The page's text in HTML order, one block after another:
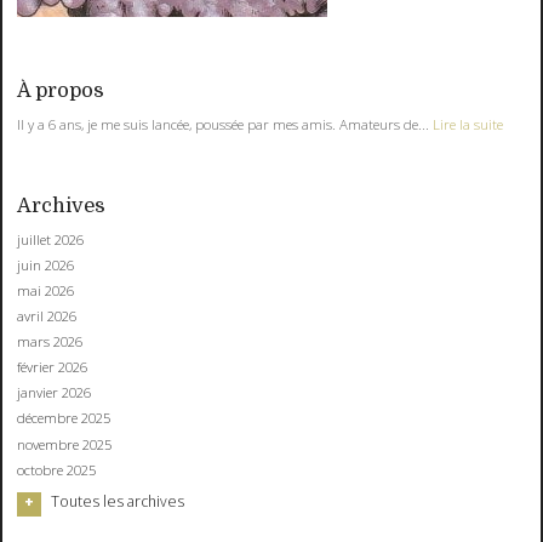
À propos
Il y a 6 ans, je me suis lancée, poussée par mes amis. Amateurs de... Lire la suite
Archives
juillet 2026
juin 2026
mai 2026
avril 2026
mars 2026
février 2026
janvier 2026
décembre 2025
novembre 2025
octobre 2025
Toutes les archives